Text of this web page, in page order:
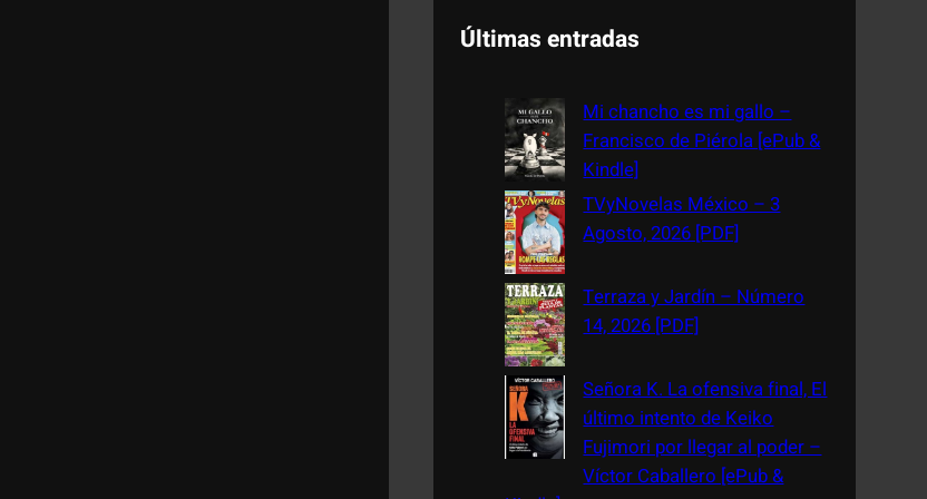
a
r
Últimas entradas
Mi chancho es mi gallo –
Francisco de Piérola [ePub &
Kindle]
TVyNovelas México – 3
Agosto, 2026 [PDF]
Terraza y Jardín – Número
14, 2026 [PDF]
Señora K. La ofensiva final, El
último intento de Keiko
Fujimori por llegar al poder –
Víctor Caballero [ePub &